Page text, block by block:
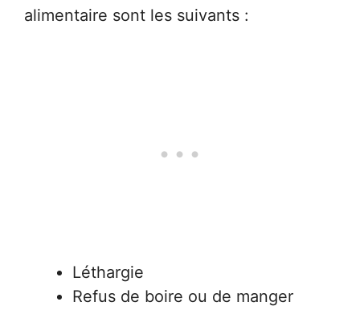
alimentaire sont les suivants :
Léthargie
Refus de boire ou de manger